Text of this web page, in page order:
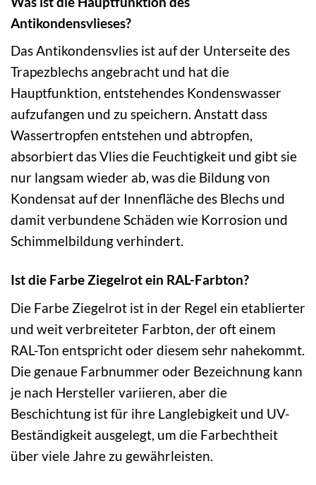
Antikondensvlieses?
Das Antikondensvlies ist auf der Unterseite des
Trapezblechs angebracht und hat die
Hauptfunktion, entstehendes Kondenswasser
aufzufangen und zu speichern. Anstatt dass
Wassertropfen entstehen und abtropfen,
absorbiert das Vlies die Feuchtigkeit und gibt sie
nur langsam wieder ab, was die Bildung von
Kondensat auf der Innenfläche des Blechs und
damit verbundene Schäden wie Korrosion und
Schimmelbildung verhindert.
Ist die Farbe Ziegelrot ein RAL-Farbton?
Die Farbe Ziegelrot ist in der Regel ein etablierter
und weit verbreiteter Farbton, der oft einem
RAL-Ton entspricht oder diesem sehr nahekommt.
Die genaue Farbnummer oder Bezeichnung kann
je nach Hersteller variieren, aber die
Beschichtung ist für ihre Langlebigkeit und UV-
Beständigkeit ausgelegt, um die Farbechtheit
über viele Jahre zu gewährleisten.